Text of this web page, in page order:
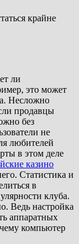
крайне
ли
это может
Несложно
продавцы
без
не
любителей
в этом деле
казино
Статистика и
в
клуба.
Ведь настройка
аппаратных
компьютер